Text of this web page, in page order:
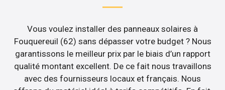
Vous voulez installer des panneaux solaires à
Fouquereuil (62) sans dépasser votre budget ? Nous
garantissons le meilleur prix par le biais d’un rapport
qualité montant excellent. De ce fait nous travaillons
avec des fournisseurs locaux et français. Nous